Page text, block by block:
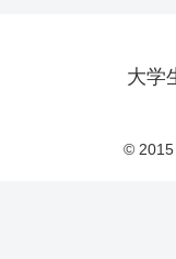
大学
© 2015